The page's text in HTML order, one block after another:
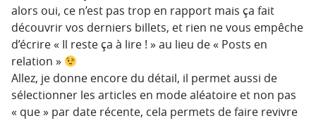
alors oui, ce n’est pas trop en rapport mais ça fait
découvrir vos derniers billets, et rien ne vous empêche
d’écrire « Il reste ça à lire ! » au lieu de « Posts en
relation »
Allez, je donne encore du détail, il permet aussi de
sélectionner les articles en mode aléatoire et non pas
« que » par date récente, cela permets de faire revivre